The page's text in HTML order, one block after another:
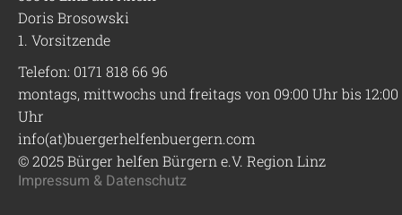
Doris Brosowski
1. Vorsitzende
Telefon: 0171 818 66 96
montags, mittwochs und freitags von 09:00 Uhr bis 12:00
Uhr
info(at)buergerhelfenbuergern.com
© 2025 Bürger helfen Bürgern e.V. Region Linz
Impressum & Datenschutz